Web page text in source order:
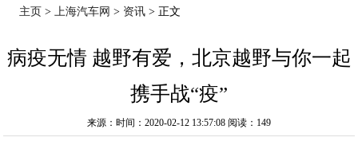
主页 >上海汽车网 > 资讯 > 正文
病疫无情 越野有爱，北京越野与你一起
携手战“疫”
来源：时间：2020-02-12 13:57:08 阅读：149